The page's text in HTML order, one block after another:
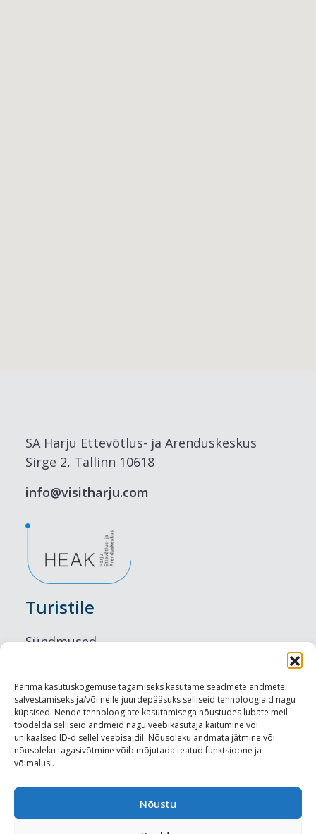
Parima kasutuskogemuse tagamiseks kasutame seadmete andmete
salvestamiseks ja/või neile juurdepääsuks selliseid tehnoloogiaid nagu
küpsised. Nende tehnoloogiate kasutamisega nõustudes lubate meil
töödelda selliseid andmeid nagu veebikasutaja käitumine või
unikaalsed ID-d sellel veebisaidil. Nõusoleku andmata jätmine või
nõusoleku tagasivõtmine võib mõjutada teatud funktsioone ja
võimalusi.
Nõustu
SA Harju Ettevõtlus- ja Arenduskeskus
Sirge 2, Tallinn 10618
info@visitharju.com
Turistile
Sündmused
Maitseelamused
Vaatamisväärsused
Visit Tallinn
Turismiprofessionaalile